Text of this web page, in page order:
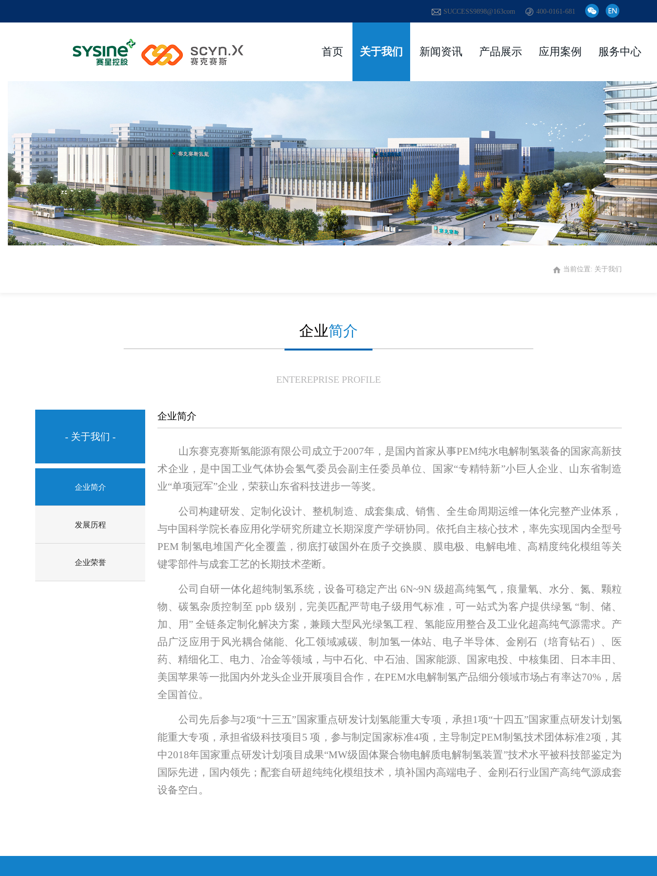
SUCCESS9898@163com 400-0161-681
首页 关于我们 新闻资讯 产品展示 应用案例 服务中心
当前位置: 关于我们
企业简介
ENTEREPRISE PROFILE
- 关于我们 -
企业简介
发展历程
企业荣誉
企业简介
山东赛克赛斯氢能源有限公司成立于2007年，是国内首家从事PEM纯水电解制氢装备的国家高新技
术企业， 是中国工业气体协会氢气委员会副主任委员单位、国家“专精特新”小巨人企业、山东省制造
业“单项冠军”企业 ， 荣获山东省科技进步一等奖。
公司构建研发、定制化设计、整机制造、成套集成、销售、全生命周期运维一体化完整产业体系，
与中国科学院长春应用化学研究所建立长期深度产学研协同。依托自主核心技术，率先实现国内全型号
PEM 制氢电堆国产化全覆盖，彻底打破国外在质子交换膜、膜电极、电解电堆、高精度纯化模组等关
键零部件与成套工艺的长期技术垄断。
公司自研一体化超纯制氢系统，设备可稳定产出 6N~9N 级超高纯氢气，痕量氧、水分、 氮、 颗粒
物、碳氢杂质控制至 ppb 级别，完美匹配严苛电子级用气标准，可一站式为客户提供绿氢 “制、储、
加、用 ” 全链条定制化解决方案，兼顾大型风光绿氢工程、氢能应用整合及工业化超高纯气源需求。 产
品广泛应用于风光耦合储能、化工领域减碳、制加氢一体站、 电子半导体、 金刚石（培育钻石）、
医
药、精细化工、 电力、冶金等领域，与中石化、中石油、 国家能源、 国家电投、 中核集团、
日本丰田、
美国苹果等一批国内外龙头企业开展项目合作， 在PEM水电解制氢产品细分领域市场占有率达70%， 居
全国首位。
公司先后参与2项“十三五”国家重点研发计划氢能重大专项，承担1项“十四五”国家重点研发计划氢
能重大专项，承担省级科技项目 5 项，参与制定国家标准4项， 主导制定PEM制氢技术团体标准2项，其
中2018年国家重点研发计划项目成果“MW级固体聚合物电解质电解制氢装置”技术水平被科技部鉴定为
国际先进，国内领先 ； 配套自研超纯纯化模组技术，填补国内高端电子、金刚石行业国产高纯气源成套
设备空白。